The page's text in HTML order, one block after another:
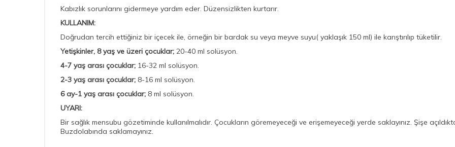
Kabızlık sorunlarını gidermeye yardım eder. Düzensizlikten kurtarır.
KULLANIM:
Doğrudan tercih ettiğiniz bir içecek ile, örneğin bir bardak su veya meyve suyu( yaklaşık 150 ml) ile karıştırılıp tüketilir.
Yetişkinler, 8 yaş ve üzeri çocuklar; 20-40 ml solüsyon.
4-7 yaş arası çocuklar; 16-32 ml solüsyon.
2-3 yaş arası çocuklar; 8-16 ml solüsyon.
6 ay-1 yaş arası çocuklar; 8 ml solüsyon.
UYARI:
Bir sağlık mensubu gözetiminde kullanılmalıdır. Çocukların göremeyeceği ve erişemeyeceği yerde saklayınız. Şişe
Buzdolabında saklamayınız.